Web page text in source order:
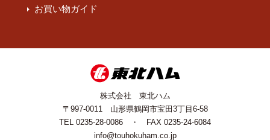
お買い物ガイド
株式会社 東北ハム
〒997-0011 山形県鶴岡市宝田3丁目6-58
TEL 0235-28-0086 ・ FAX 0235-24-6084
info@touhokuham.co.jp